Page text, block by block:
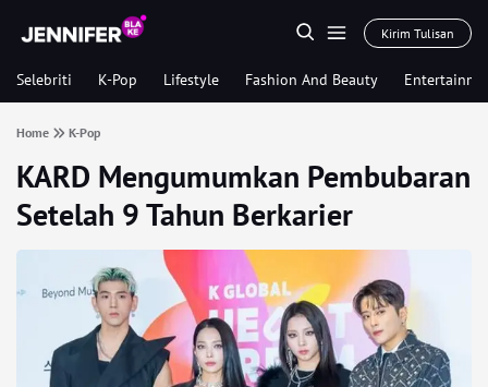
Kirim Tulisan
Selebriti K-Pop Lifestyle Fashion And Beauty
Home K-Pop
KARD Mengumumkan Pembubaran
Setelah 9 Tahun Berkarier